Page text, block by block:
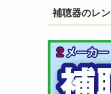
補聴器のレ